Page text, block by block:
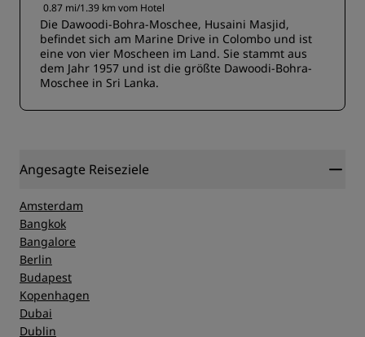
0.87 mi/1.39 km vom Hotel
Die Dawoodi-Bohra-Moschee, Husaini Masjid,
befindet sich am Marine Drive in Colombo und ist
eine von vier Moscheen im Land. Sie stammt aus
dem Jahr 1957 und ist die größte Dawoodi-Bohra-
Moschee in Sri Lanka.
Angesagte Reiseziele
Amsterdam
Bangkok
Bangalore
Berlin
Budapest
Kopenhagen
Dubai
Dublin